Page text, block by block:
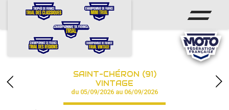
ACCUEIL
CALENDRIER
CHAMPIONNAT
RÉSULTATS
SAINT-CHÉRON (91)
VINTAGE
du 05/09/2026 au 06/09/2026